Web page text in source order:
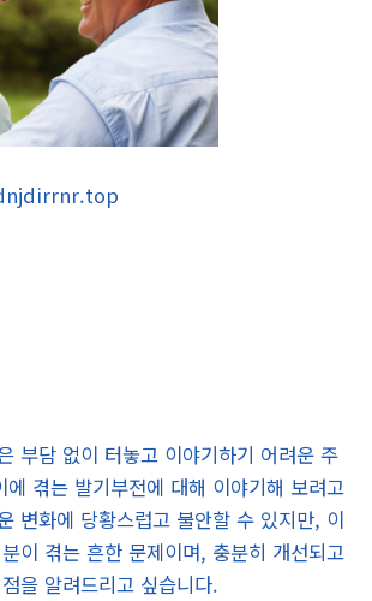
부담 없이 터놓고 이야기하기 어려운 주
겪는 발기부전에 대해 이야기해 보려고
변화에 당황스럽고 불안할 수 있지만, 이
이 겪는 흔한 문제이며, 충분히 개선되고
을 알려드리고 싶습니다.